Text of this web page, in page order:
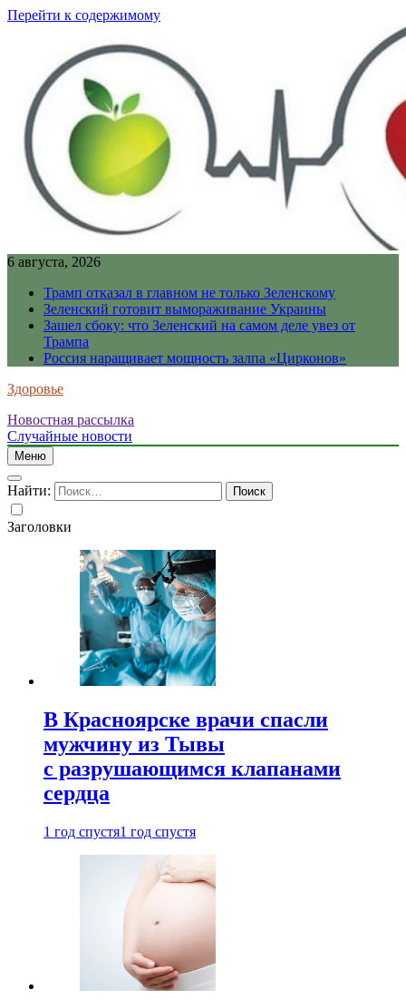
Перейти к содержимому
6 августа, 2026
Трамп отказал в главном не только Зеленскому
Зеленский готовит вымораживание Украины
Зашел сбоку: что Зеленский на самом деле увез от
Трампа
Россия наращивает мощность залпа «Цирконов»
Здоровье
Новостная рассылка
Случайные новости
Меню
Найти:
Заголовки
В Красноярске врачи спасли
мужчину из Тывы
с разрушающимся клапанами
сердца
1 год спустя1 год спустя